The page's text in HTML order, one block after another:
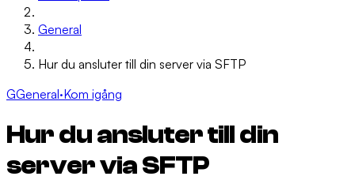
General
Hur du ansluter till din server via SFTP
GGeneral·Kom igång
Hur du ansluter till din
server via SFTP